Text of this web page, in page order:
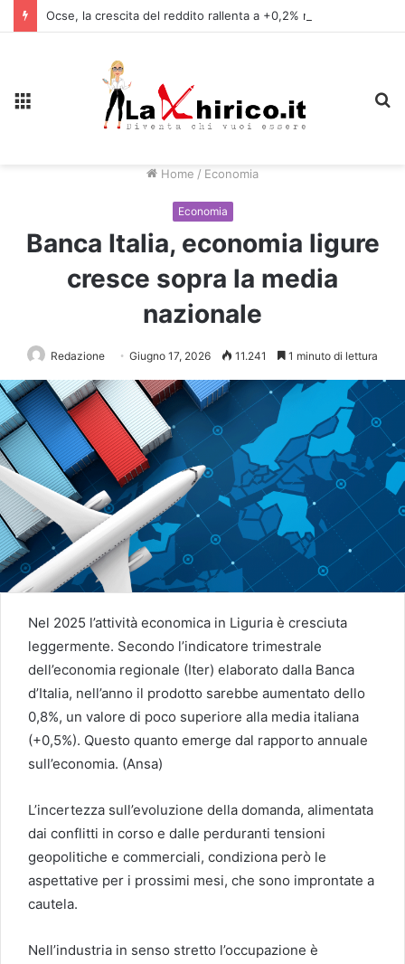
Home / Economia
Economia
Banca Italia, economia ligure
cresce sopra la media
nazionale
Redazione Giugno 17, 2026 11.241 1 minuto di lettura
Nel 2025 l’attività economica in Liguria è cresciuta
leggermente. Secondo l’indicatore trimestrale
dell’economia regionale (Iter) elaborato dalla Banca
d’Italia, nell’anno il prodotto sarebbe aumentato dello
0,8%, un valore di poco superiore alla media italiana
(+0,5%). Questo quanto emerge dal rapporto annuale
sull’economia. (Ansa)
L’incertezza sull’evoluzione della domanda, alimentata
dai conflitti in corso e dalle perduranti tensioni
geopolitiche e commerciali, condiziona però le
aspettative per i prossimi mesi, che sono improntate a
cautela.
Nell’industria in senso stretto l’occupazione è